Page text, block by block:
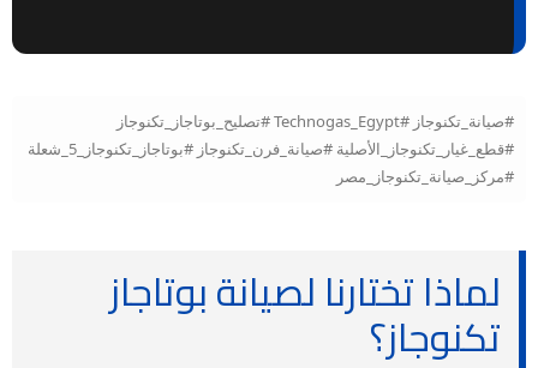
#صيانة_تكنوجاز #Technogas_Egypt #تصليح_بوتاجاز_تكنوجاز
#قطع_غيار_تكنوجاز_الأصلية #صيانة_فرن_تكنوجاز #بوتاجاز_تكنوجاز_5_شعلة
#مركز_صيانة_تكنوجاز_مصر
لماذا تختارنا لصيانة بوتاجاز
تكنوجاز؟